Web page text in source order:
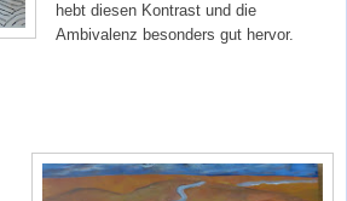
hebt diesen Kontrast und die
Ambivalenz besonders gut hervor.